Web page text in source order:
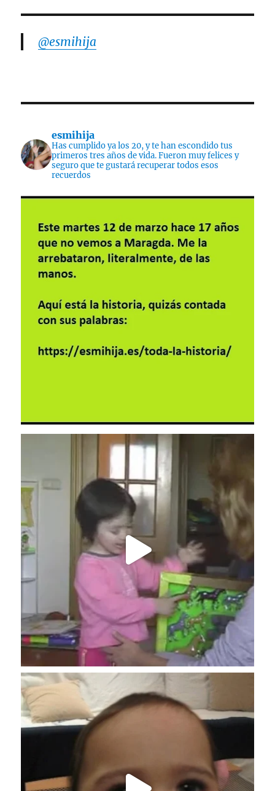
@esmihija
esmihija
Has cumplido ya los 20, y te han escondido tus
primeros tres años de vida. Fueron muy felices y
seguro que te gustará recuperar todos esos
recuerdos